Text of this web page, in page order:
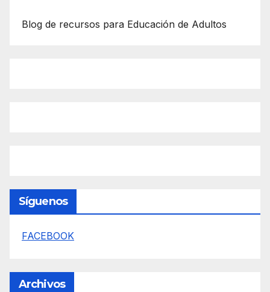
Blog de recursos para Educación de Adultos
Síguenos
FACEBOOK
Archivos